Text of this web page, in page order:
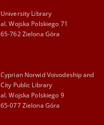
University Library
al. Wojska Polskiego 71
65-762 Zielona Góra
Cyprian Norwid Voivodeship and
City Public Library
al. Wojska Polskiego 9
65-077 Zielona Góra